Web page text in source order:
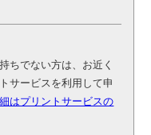
ちでない方は、お近く
サービスを利用して申
はプリントサービスの